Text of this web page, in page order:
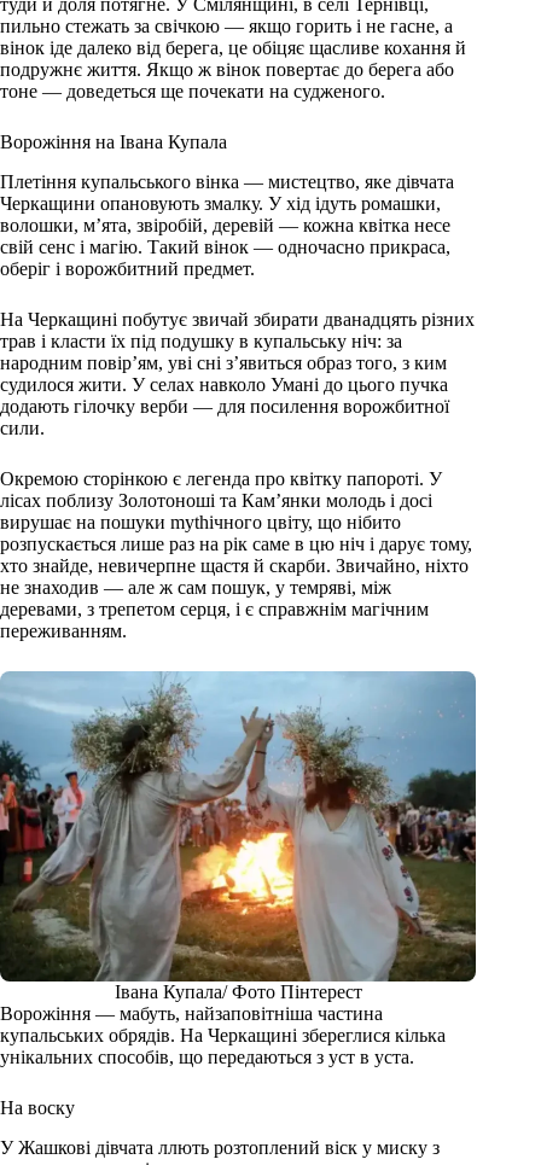
пильно стежать за свічкою — якщо горить і не гасне, а
вінок іде далеко від берега, це обіцяє щасливе кохання й
подружнє життя. Якщо ж вінок повертає до берега або
тоне — доведеться ще почекати на судженого.
Ворожіння на Івана Купала
Плетіння купальського вінка — мистецтво, яке дівчата
Черкащини опановують змалку. У хід ідуть ромашки,
волошки, м’ята, звіробій, деревій — кожна квітка несе
свій сенс і магію. Такий вінок — одночасно прикраса,
оберіг і ворожбитний предмет.
На Черкащині побутує звичай збирати дванадцять різних
трав і класти їх під подушку в купальську ніч: за
народним повір’ям, уві сні з’явиться образ того, з ким
судилося жити. У селах навколо Умані до цього пучка
додають гілочку верби — для посилення ворожбитної
сили.
Окремою сторінкою є легенда про квітку папороті. У
лісах поблизу Золотоноші та Кам’янки молодь і досі
вирушає на пошуки mythічного цвіту, що нібито
розпускається лише раз на рік саме в цю ніч і дарує тому,
хто знайде, невичерпне щастя й скарби. Звичайно, ніхто
не знаходив — але ж сам пошук, у темряві, між
деревами, з трепетом серця, і є справжнім магічним
переживанням.
Івана Купала/ Фото Пінтерест
Ворожіння — мабуть, найзаповітніша частина
купальських обрядів. На Черкащині збереглися кілька
унікальних способів, що передаються з уст в уста.
На воску
У Жашкові дівчата ллють розтоплений віск у миску з